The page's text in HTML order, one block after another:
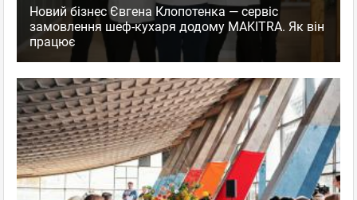
Новий бізнес Євгена Клопотенка — сервіс
замовлення шеф-кухаря додому MAKITRA. Як він
працює